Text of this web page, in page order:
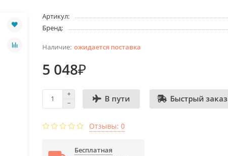
Артикул:
Бренд:
ожидается поставка
5 048₽
В пути Быстрый заказ
Отзывы: 0
Бесплатная